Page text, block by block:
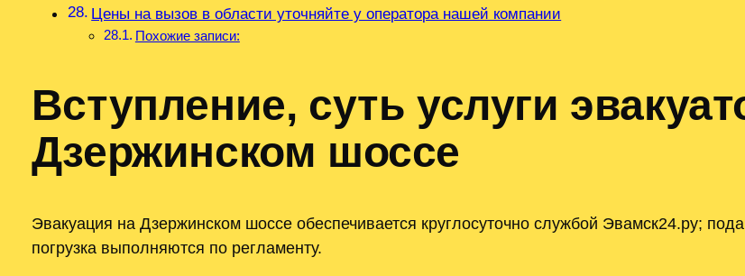
Цены на вызов в области уточняйте у оператора нашей компании
Похожие записи:
Вступление, суть услуги
Дзержинском шоссе
Эвакуация на Дзержинском шоссе обеспечивается круглосуточно службой Эвамск24.ру;
погрузка выполняются по регламенту.